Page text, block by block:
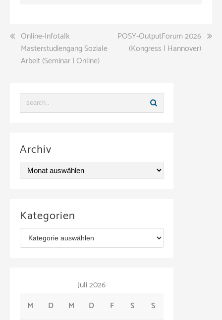
Beitragsnavigation
Online-Infotalk
Masterstudiengang Soziale
Arbeit (Seminar | Online)
POSY-OutputForum 2026
(Kongress | Hannover)
Archiv
hKategorien
Juli 2026
M
D M D F S
S